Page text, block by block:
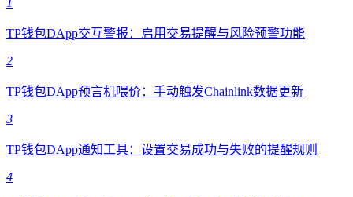
1
TP钱包DApp交互警报：启用交易提醒与风险预警功能
2
TP钱包DApp预言机喂价：手动触发Chainlink数据更新
3
TP钱包DApp通知工具：设置交易成功与失败的提醒规则
4